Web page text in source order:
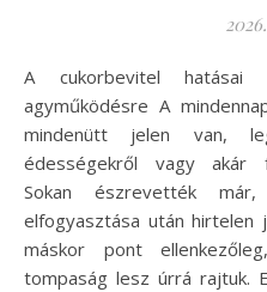
A cukorbevitel hatásai a koncentrációra és az
agyműködésre A
mindenütt jelen van,
édességekről vagy akár
Sokan észrevették
elfogyasztása után hirtelen
máskor pont
tompaság lesz úrrá rajtuk.